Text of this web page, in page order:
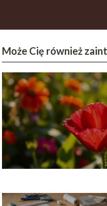
Może Cię również